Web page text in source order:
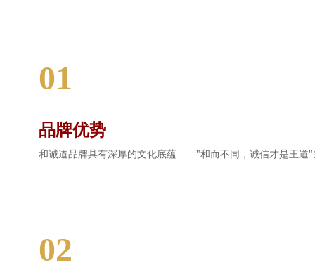
01
品牌优势
和诚道品牌具有深厚的文化底蕴——"和而不同，诚信才是王道
02